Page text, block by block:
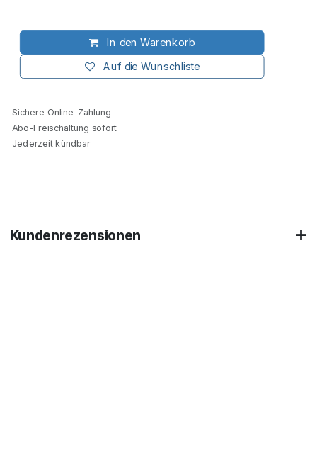
In den Warenkorb
Auf die Wunschliste
Sichere Online-Zahlung
Abo-Freischaltung sofort
Jederzeit kündbar
Kundenrezensionen